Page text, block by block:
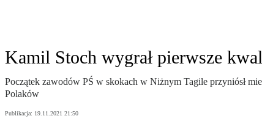
Kamil Stoch wygrał pierwsze
Początek zawodów PŚ w skokach w Niżnym Tagile przyniósł
Polaków
Publikacja: 19.11.2021 21:50